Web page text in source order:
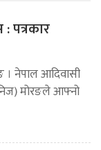
पत्रकार
। नेपाल आदिवासी
मोरङले आफ्नो